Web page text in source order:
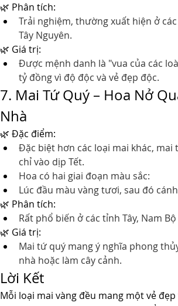
🌿 Phân tích:
Trải nghiệm, thường xuất hiện ở
Tây Nguyên.
🌿 Giá trị:
Được mệnh danh là "vua của các
tỷ đồng vì độ độc và vẻ đẹp độc.
7. Mai Tứ Quý – Hoa Nở
Nhà
🌿 Đặc điểm:
Đặc biệt hơn các loại mai khác,
chỉ vào dịp Tết.
Hoa có hai giai đoạn màu sắc:
Lúc đầu màu vàng tươi, sau đó
🌿 Phân tích:
Rất phổ biến ở các tỉnh Tây, Nam
🌿 Giá trị:
Mai tứ quý mang ý nghĩa phong
nhà hoặc làm cây cảnh.
Lời Kết
Mỗi loại mai vàng đều mang một vẻ